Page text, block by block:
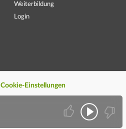
Weiterbildung
Login
Cookie-Einstellungen